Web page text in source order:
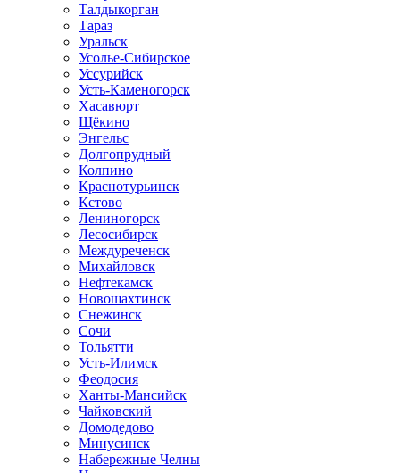
Талдыкорган
Тараз
Уральск
Усолье-Сибирское
Уссурийск
Усть-Каменогорск
Хасавюрт
Щёкино
Энгельс
Долгопрудный
Колпино
Краснотурьинск
Кстово
Лениногорск
Лесосибирск
Междуреченск
Михайловск
Нефтекамск
Новошахтинск
Снежинск
Сочи
Тольятти
Усть-Илимск
Феодосия
Ханты-Мансийск
Чайковский
Домодедово
Минусинск
Набережные Челны